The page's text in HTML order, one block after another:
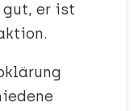
er ist